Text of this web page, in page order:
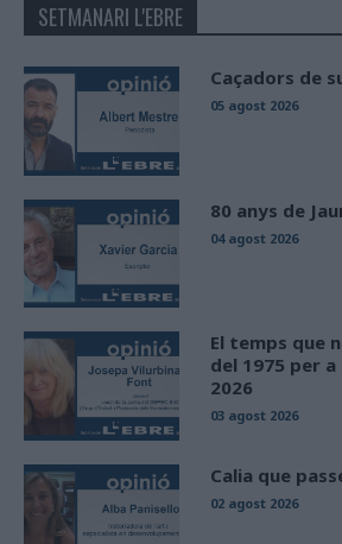
SETMANARI L'EBRE
Caçadors de
05 agost 2026
80 anys de
04 agost 2026
El temps que
del 1975 per
2026
03 agost 2026
Calia que
02 agost 2026